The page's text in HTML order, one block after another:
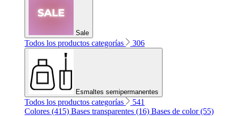
Sale
Todos los productos categorías 306
Esmaltes semipermanentes
Todos los productos categorías
541
Colores (415) Bases transparentes (16) Bases de color (55)